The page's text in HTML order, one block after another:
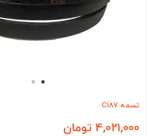
تسمه C187
4,021,000 تومان